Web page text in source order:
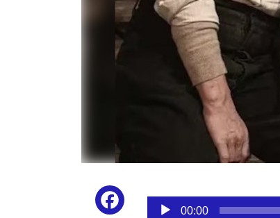
Facebook
Reproductor
00:00